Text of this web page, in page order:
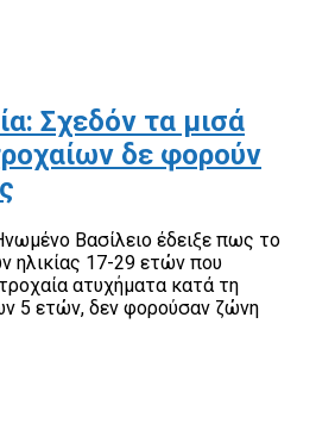
Σχεδόν τα μισά
δε φορούν
Βασίλειο έδειξε πως το
ηλικίας 17-29 ετών που
ατυχήματα κατά τη
5 ετών, δεν φορούσαν ζώνη